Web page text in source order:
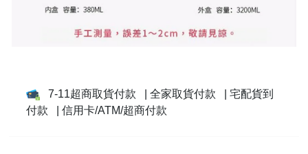
7-11超商取貨付款 | 全家取貨付款
| 宅配貨到
付款
| 信用卡/ATM/超商付款